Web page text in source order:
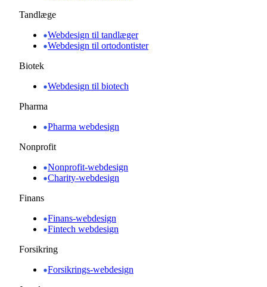
Tandlæge
Webdesign til tandlæger
Webdesign til ortodontister
Biotek
Webdesign til biotech
Pharma
Pharma webdesign
Nonprofit
Nonprofit-webdesign
Charity-webdesign
Finans
Finans-webdesign
Fintech webdesign
Forsikring
Forsikrings-webdesign